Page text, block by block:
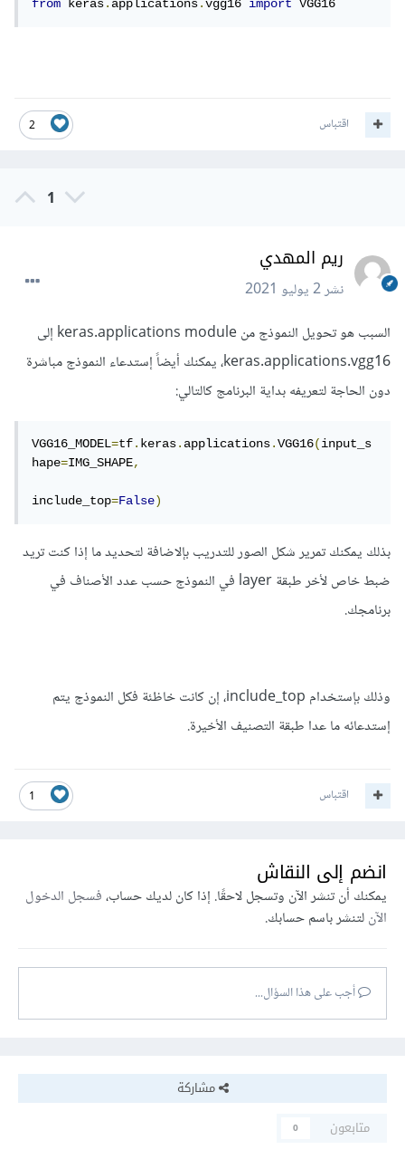
from keras.applications.vgg16 import VGG16
2 اقتباس
1
ريم المهدي
نشر2 يوليو 2021
السبب هو تحويل النموذج من keras.applications module إلى
keras.applications.vgg16، يمكنك أيضاً إستدعاء النموذج مباشرة
دون الحاجة لتعريفه بداية البرنامج كالتالي:
VGG16_MODEL=tf.keras.applications.VGG16(input_s
hape=IMG_SHAPE,
include_top=False)
بذلك يمكنك تمرير شكل الصور للتدريب بإلاضافة لتحديد ما إذا كنت تريد
ضبط خاص لأخر طبقة layer في النموذج حسب عدد الأصناف في
برنامجك.
وذلك بإستخدام include_top، إن كانت خاظئة فكل النموذج يتم
إستدعائه ما عدا طبقة التصنيف الأخيرة.
1 اقتباس
انضم إلى النقاش
يمكنك أن تنشر الآن وتسجل لاحقًا. إذا كان لديك حساب،فسجل الدخول
الآنلتنشر باسم حسابك.
أجب على هذا السؤال...
مشاركة
متابعون
0